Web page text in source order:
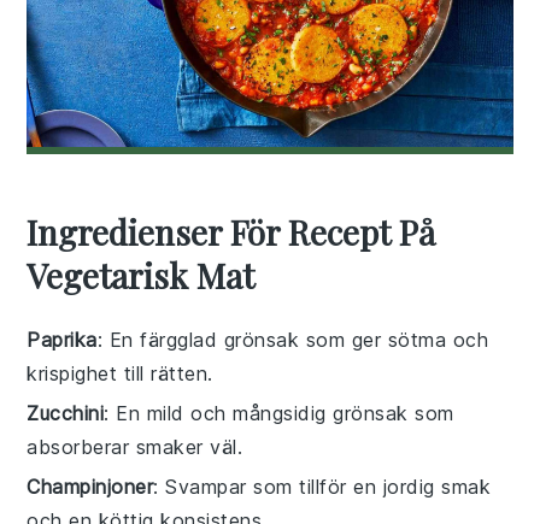
Ingredienser För Recept På
Vegetarisk Mat
Paprika: En färgglad grönsak som ger sötma och
krispighet till rätten.
Zucchini: En mild och mångsidig grönsak som
absorberar smaker väl.
Champinjoner: Svampar som tillför en jordig smak